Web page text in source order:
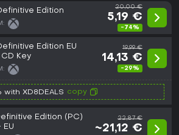
Edition 20,00 €
5,19 €
-74%
Edition EU
Key
19,99 €
14,13 €
-29%
with XD8DEALS copy
Edition (PC)
22,87 €
~21,12 €